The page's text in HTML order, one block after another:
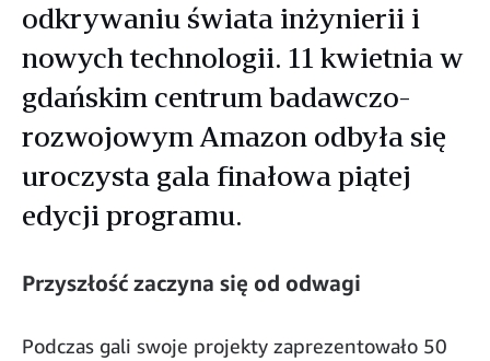
odkrywaniu świata inżynierii i
nowych technologii. 11 kwietnia w
gdańskim centrum badawczo-
rozwojowym Amazon odbyła się
uroczysta gala finałowa piątej
edycji programu.
Przyszłość zaczyna się od odwagi
Podczas gali swoje projekty zaprezentowało 50